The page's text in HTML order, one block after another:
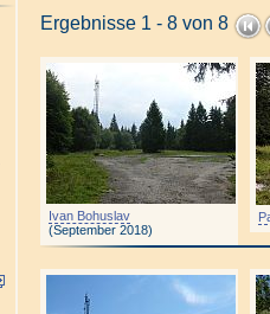
Ergebnisse 1 - 8 von 8
Ivan Bohuslav
(September 2018)